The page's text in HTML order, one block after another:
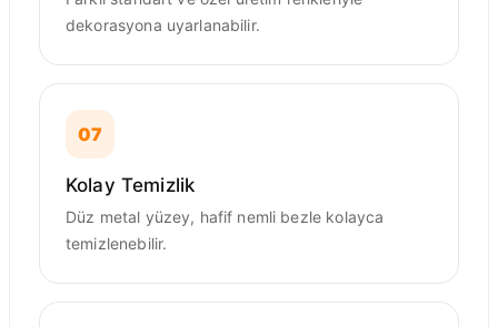
dekorasyona uyarlanabilir.
07
Kolay Temizlik
Düz metal yüzey, hafif nemli bezle kolayca
temizlenebilir.